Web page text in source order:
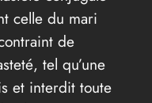
celle du mari
de
tel qu’une
et interdit toute